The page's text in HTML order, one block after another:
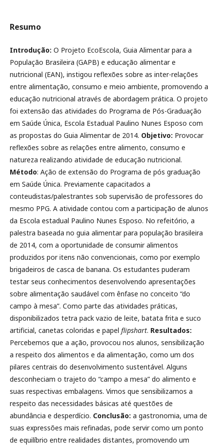
Resumo
Introdução: O Projeto EcoEscola, Guia Alimentar para a
População Brasileira (GAPB) e educação alimentar e
nutricional (EAN), instigou reflexões sobre as inter-relações
entre alimentação, consumo e meio ambiente, promovendo a
educação nutricional através de abordagem prática. O projeto
foi extensão das atividades do Programa de Pós-Graduação
em Saúde Única, Escola Estadual Paulino Nunes Esposo com
as propostas do Guia Alimentar de 2014. Objetivo: Provocar
reflexões sobre as relações entre alimento, consumo e
natureza realizando atividade de educação nutricional.
Método: Ação de extensão do Programa de pós graduação
em Saúde Única. Previamente capacitados a
conteudistas/palestrantes sob supervisão de professores do
mesmo PPG. A atividade contou com a participação de alunos
da Escola estadual Paulino Nunes Esposo. No refeitório, a
palestra baseada no guia alimentar para população brasileira
de 2014, com a oportunidade de consumir alimentos
produzidos por itens não convencionais, como por exemplo
brigadeiros de casca de banana. Os estudantes puderam
testar seus conhecimentos desenvolvendo apresentações
sobre alimentação saudável com ênfase no conceito “do
campo à mesa”. Como parte das atividades práticas,
disponibilizados tetra pack vazio de leite, batata frita e suco
artificial, canetas coloridas e papel flipshart. Resultados:
Percebemos que a ação, provocou nos alunos, sensibilização
a respeito dos alimentos e da alimentação, como um dos
pilares centrais do desenvolvimento sustentável. Alguns
desconheciam o trajeto do “campo a mesa” do alimento e
suas respectivas embalagens. Vimos que sensibilizamos a
respeito das necessidades básicas até questões de
abundância e desperdício. Conclusão: a gastronomia, uma de
suas expressões mais refinadas, pode servir como um ponto
de equilíbrio entre realidades distantes, promovendo um